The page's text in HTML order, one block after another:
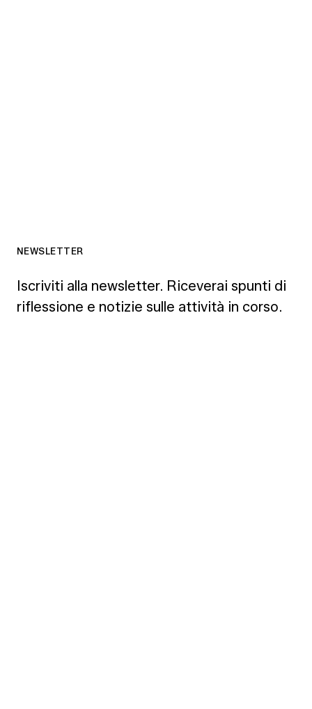
NEWSLETTER
Iscriviti alla newsletter. Riceverai spunti di
riflessione e notizie sulle attività in corso.